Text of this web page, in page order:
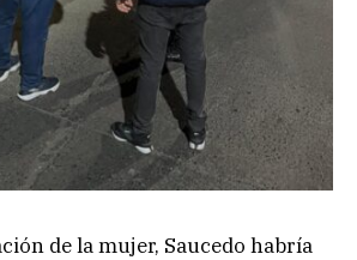
de la mujer, Saucedo habría